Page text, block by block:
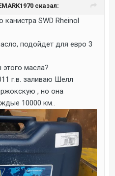
сказал:
SWD Rheinol
подойдет для евро 3
масла?
г.в. заливаю Шелл
, но она
10000 км..